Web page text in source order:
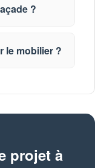
?
le mobilier ?
projet à